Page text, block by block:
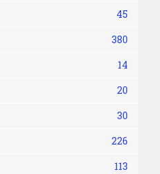
45
380
14
20
30
226
113